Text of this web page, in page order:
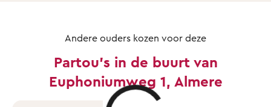
Andere ouders kozen voor deze
Partou's in de buurt van
Euphoniumweg 1, Almere